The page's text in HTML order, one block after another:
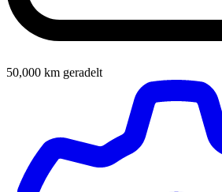
50,000 km geradelt